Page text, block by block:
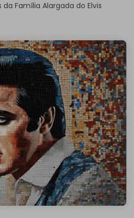
Família Alargada do Elvis